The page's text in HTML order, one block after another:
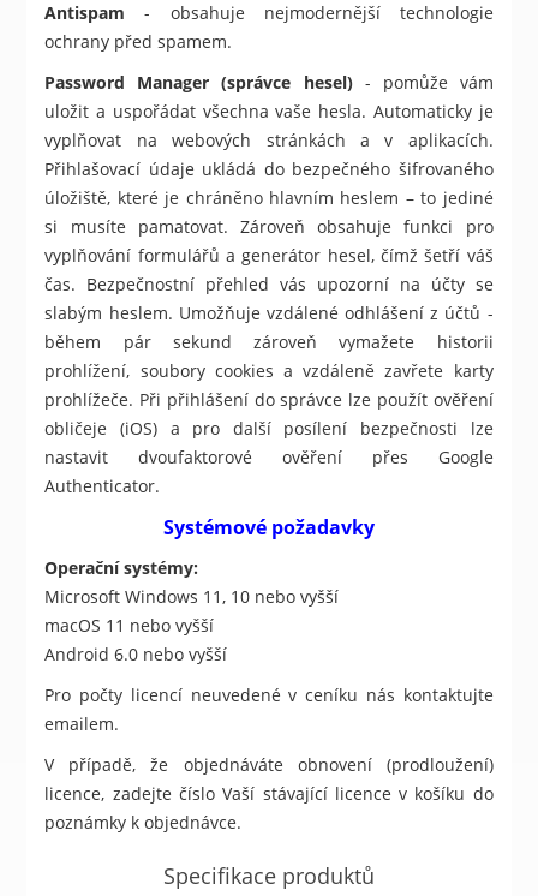
Antispam - obsahuje nejmodernější technologie
ochrany před spamem.
Password Manager (správce hesel)- pomůže vám
uložit a uspořádat všechna vaše hesla. Automaticky je
vyplňovat na webových stránkách a v aplikacích.
Přihlašovací údaje ukládá do bezpečného šifrovaného
úložiště, které je chráněno hlavním heslem – to jediné
si musíte pamatovat. Zároveň obsahuje funkci pro
vyplňování formulářů a generátor hesel, čímž šetří váš
čas. Bezpečnostní přehled vás upozorní na účty se
slabým heslem. Umožňuje vzdálené odhlášení z účtů -
během pár sekund zároveň vymažete historii
prohlížení, soubory cookies a vzdáleně zavřete karty
prohlížeče. Při přihlášení do správce lze použít ověření
obličeje (iOS) a pro další posílení bezpečnosti lze
nastavit dvoufaktorové ověření přes Google
Authenticator.
Systémové požadavky
Operační systémy:
Microsoft Windows 11, 10 nebo vyšší
macOS 11 nebo vyšší
Android 6.0 nebo vyšší
Pro počty licencí neuvedené v ceníku nás kontaktujte
emailem.
V případě, že objednáváte obnovení (prodloužení)
licence, zadejte číslo Vaší stávající licence v košíku do
poznámky k objednávce.
Specifikace produktů